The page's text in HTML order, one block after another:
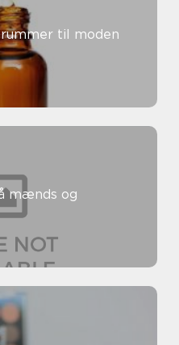
til moden
mænds og